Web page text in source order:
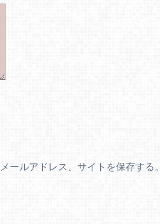
ールアドレス、サイトを保存する。